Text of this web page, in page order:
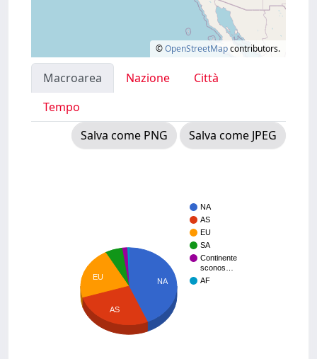
©OpenStreetMapcontributors.
Macroarea Nazione
Città
Tempo
Salva come PNG
Salva come JPEG
NA
AS
EU
SA
Continente
sconos…
AF
NA
EU
AS